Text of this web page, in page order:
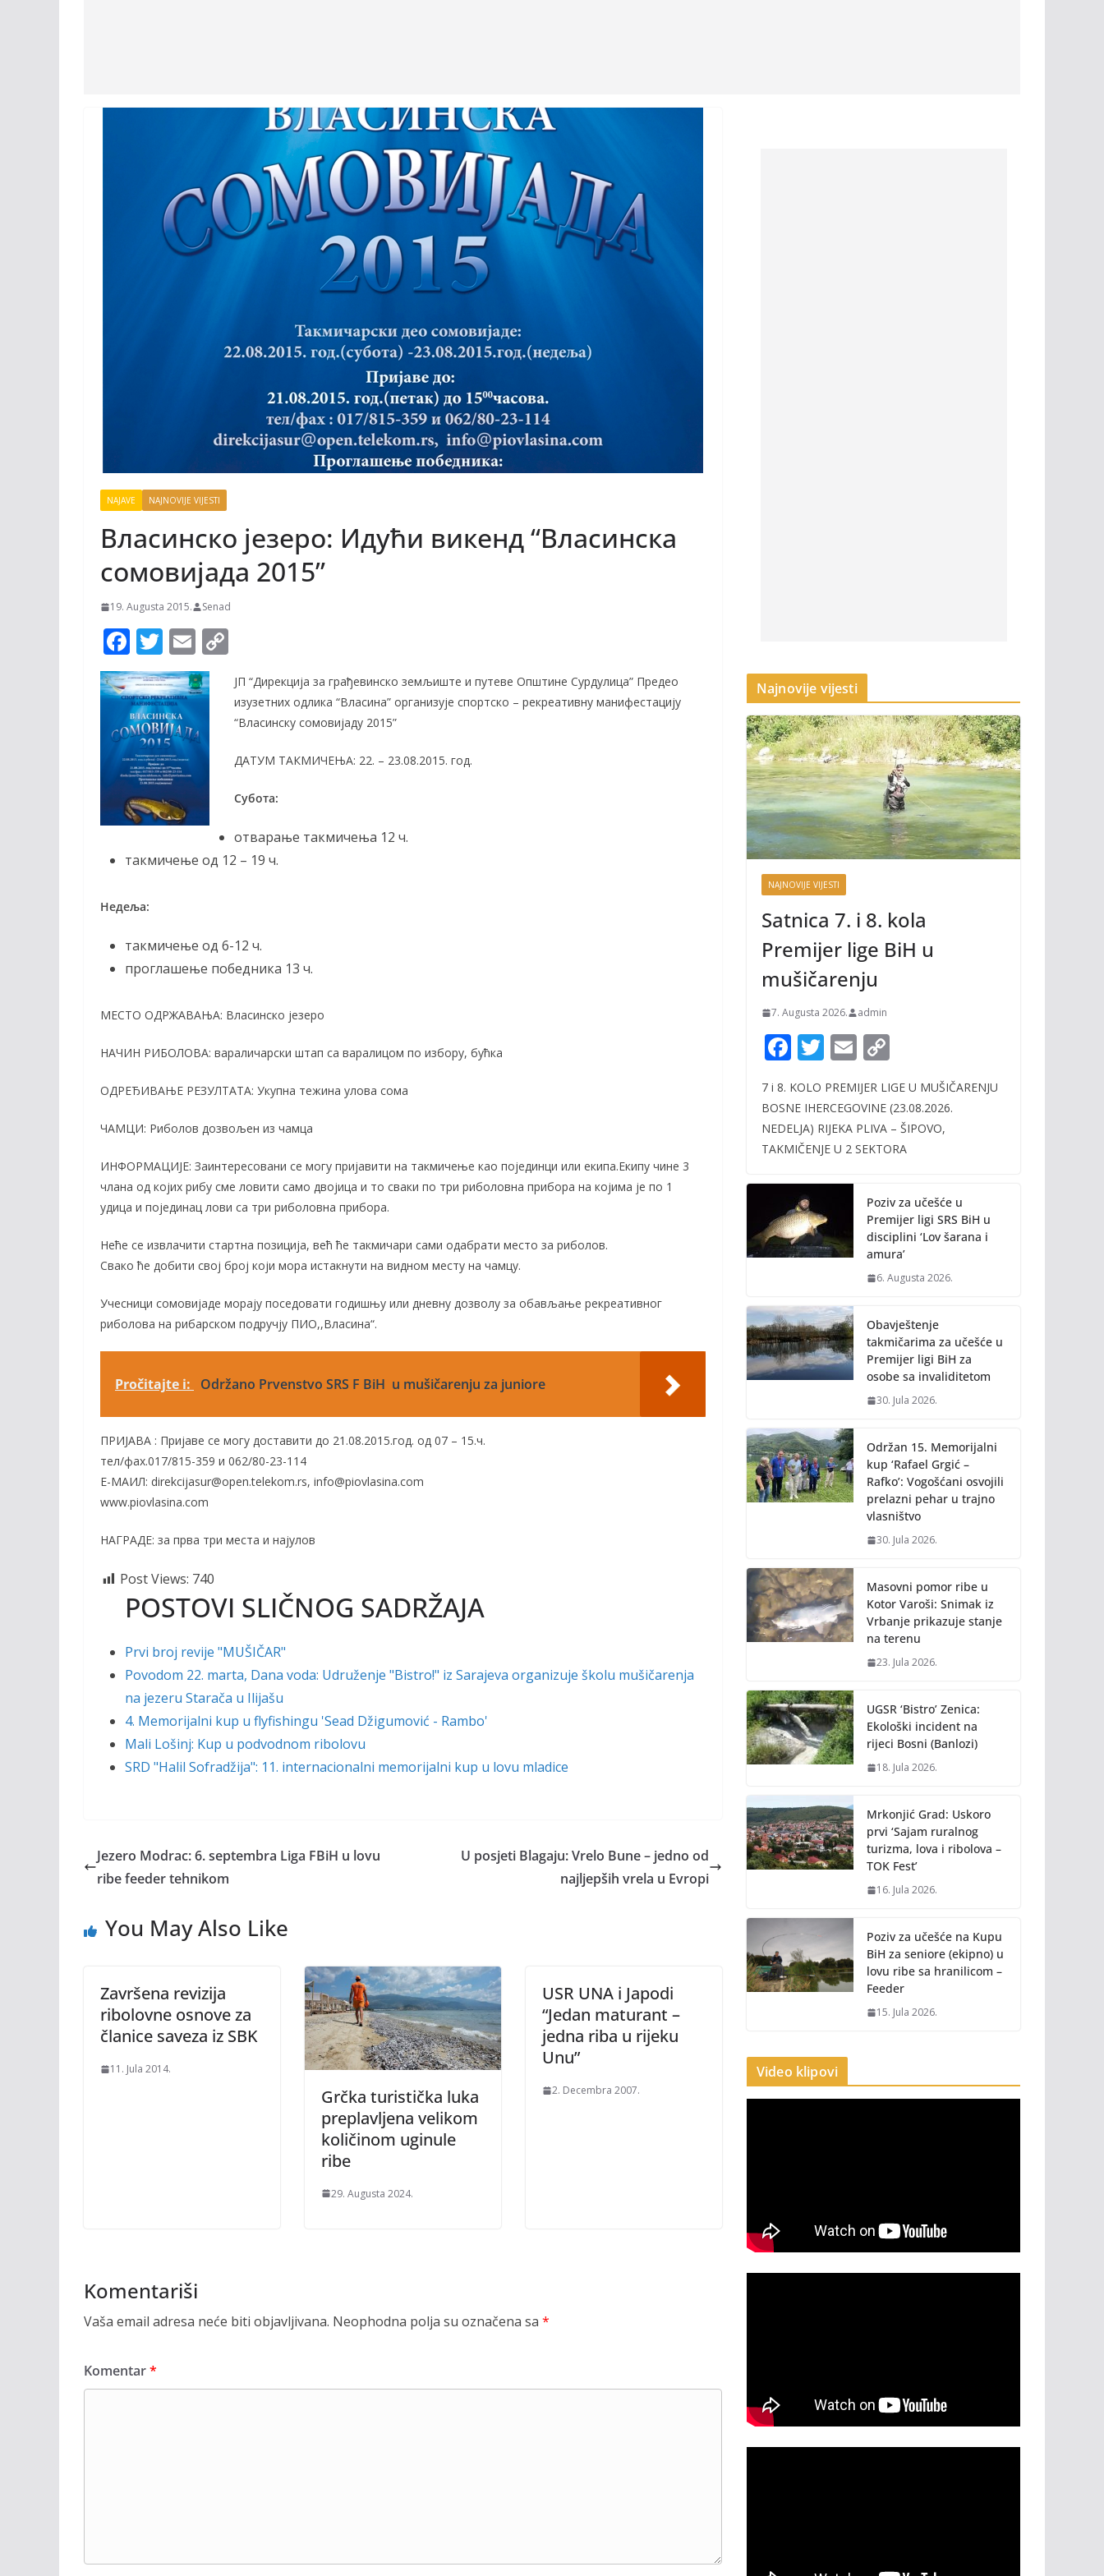
NAJAVE NAJNOVIJE VIJESTI
Влаcинcкo jeзepo: Идући викeнд “Влаcинcкa
coмовиjaдa 2015”
19. Augusta 2015. Senad
F
ac
e
b
o
o
k
T
w
itt
er
E
m
ai p
y
n
k
ЈП “Дирекција за грађевинско земљиште и путеве Општине Сурдулица” Предео
изузетних одлика “Власина” организује спортско – рекреативну манифестацију
“Власинску сомовијаду 2015”
ДАТУМ ТАКМИЧЕЊА: 22. – 23.08.2015. год.
Субота:
отварање такмичења 12 ч.
такмичење од 12 – 19 ч.
Недеља:
такмичење од 6-12 ч.
проглашење победника 13 ч.
МЕСТО ОДРЖАВАЊА: Влаcинcкo jeзepo
НАЧИН РИБОЛОВА: вараличарски штап са варалицом по избору, бућка
ОДРЕЂИВАЊЕ РЕЗУЛТАТА: Укупна тежина улова сома
ЧАМЦИ: Риболов дозвољен из чамца
ИНФОРМАЦИЈЕ: Заинтересовани се могу пријавити на такмичење као појединци или екипа.Екипу чине 3
члана од којих рибу сме ловити само двојица и то сваки по три риболовна прибора на којима је по 1
удица и појединац лови са три риболовна прибора.
Неће се извлачити стартна позиција, већ ће такмичари сами одабрати место за риболов.
Свако ће добити свој број који мора истакнути на видном месту на чамцу.
Учесници сомовијаде морају поседовати годишњу или дневну дозволу за обављање рекреативног
риболова на рибарском подручју ПИО,,Власина“.
Pročitajte i: Održano Prvenstvo SRS F BiH u mušičarenju za juniore
ПРИЈАВА : Пријаве се могу доставити до 21.08.2015.год. од 07 – 15.ч.
тел/фаx.017/815-359 и 062/80-23-114
Е-МАИЛ: direkcijasur@open.telekom.rs, info@piovlasina.com
www.piovlasina.com
НАГРАДЕ: за прва три места и најулов
Post Views: 740
POSTOVI SLIČNOG SADRŽAJA
Prvi broj revije "MUŠIČAR"
Povodom 22. marta, Dana voda: Udruženje "Bistro!" iz Sarajeva organizuje školu mušičarenja
na jezeru Starača u Ilijašu
4. Memorijalni kup u flyfishingu 'Sead Džigumović - Rambo'
Mali Lošinj: Kup u podvodnom ribolovu
SRD "Halil Sofradžija": 11. internacionalni memorijalni kup u lovu mladice
Jezero Modrac: 6. septembra Liga FBiH u lovu
ribe feeder tehnikom
U posjeti Blagaju: Vrelo Bune – jedno od
najljepših vrela u Evropi
You May Also Like
Završena revizija
ribolovne osnove za
članice saveza iz SBK
11. Jula 2014.
Grčka turistička luka
preplavljena velikom
količinom uginule
ribe
29. Augusta 2024.
USR UNA i Japodi
“Jedan maturant –
jedna riba u rijeku
Unu”
2. Decembra 2007.
Komentariši
Vaša email adresa neće biti objavljivana. Neophodna polja su označena sa *
Komentar*
Najnovije vijesti
NAJNOVIJE VIJESTI
Satnica 7. i 8. kola
Premijer lige BiH u
mušičarenju
7. Augusta 2026. admin
F
e
b
o
o
k
T
itt
er
E
ai
l
p
y
Li
k
7 i 8. KOLO PREMIJER LIGE U MUŠIČARENJU
BOSNE IHERCEGOVINE (23.08.2026.
NEDELJA) RIJEKA PLIVA – ŠIPOVO,
TAKMIČENJE U 2 SEKTORA
Poziv za učešće u
Premijer ligi SRS BiH u
disciplini ‘Lov šarana i
amura’
6. Augusta 2026.
Obavještenje
takmičarima za učešće u
Premijer ligi BiH za
osobe sa invaliditetom
30. Jula 2026.
Održan 15. Memorijalni
kup ‘Rafael Grgić –
Rafko’: Vogošćani osvojili
prelazni pehar u trajno
vlasništvo
30. Jula 2026.
Masovni pomor ribe u
Kotor Varoši: Snimak iz
Vrbanje prikazuje stanje
na terenu
23. Jula 2026.
UGSR ‘Bistro’ Zenica:
Ekološki incident na
rijeci Bosni (Banlozi)
18. Jula 2026.
Mrkonjić Grad: Uskoro
prvi ‘Sajam ruralnog
turizma, lova i ribolova –
TOK Fest’
16. Jula 2026.
Poziv za učešće na Kupu
BiH za seniore (ekipno) u
lovu ribe sa hranilicom –
Feeder
15. Jula 2026.
Video klipovi